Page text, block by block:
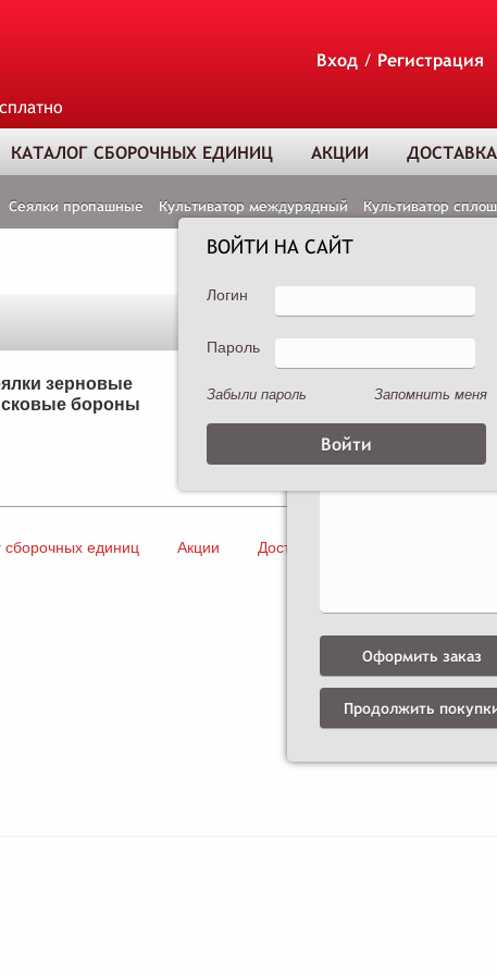
Вход / Регистрация
КАТАЛОГ СБОРОЧНЫХ ЕДИНИЦ АКЦИИ
Сеялки пропашные Культиватор междурядный Культиватор
зерновые
бороны Опрыскиватели
сборочных единиц Акции Доставка и оплата
Оформить заказ
Продолжить
ВОЙТИ НА САЙТ
Логин
Пароль
Забыли пароль Запомнить меня